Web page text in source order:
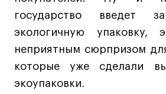
Вакансии
Контакты
Поступающим
государство введет
экологичную упаковку,
неприятным сюрпризом
которые уже сделали
экоупаковки.